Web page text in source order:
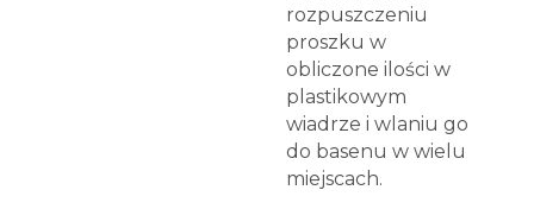
rozpuszczeniu
proszku w
obliczone ilości w
plastikowym
wiadrze i wlaniu go
do basenu w wielu
miejscach.